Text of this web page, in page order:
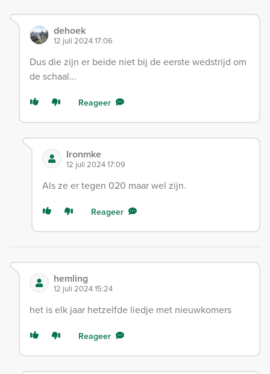
dehoek
12 juli 2024 17:06
Dus die zijn er beide niet bij de eerste wedstrijd om
de schaal...
Reageer
Ironmke
12 juli 2024 17:09
Als ze er tegen 020 maar wel zijn.
Reageer
hemling
12 juli 2024 15:24
het is elk jaar hetzelfde liedje met nieuwkomers
Reageer